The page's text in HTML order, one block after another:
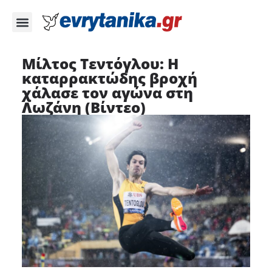
Μίλτος Τεντόγλου: Η
καταρρακτώδης βροχή
χάλασε τον αγώνα στη
Λωζάνη (Βίντεο)